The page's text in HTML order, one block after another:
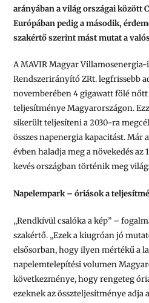
arányában a világ országai között
Európában pedig a második,
szakértő szerint mást mutat a
A MAVIR Magyar
Rendszerirányító ZRt. legfrissebb
novemberében 4 gigawatt fölé
teljesítménye Magyarországon.
sikerült teljesíteni a 2030-ra
összes napenergia kapacitást. Már
évben haladja meg a növekedés az
kevés országban történik meg
Napelempark – óriások a
„Rendkívül csalóka a kép” –
szakértő. „Ezek a kiugróan jó
elsősorban, hogy ilyen mértékű a
napelemtelepítési volumen
következménye, hogy rengeteg
ezeknek az összteljesítménye